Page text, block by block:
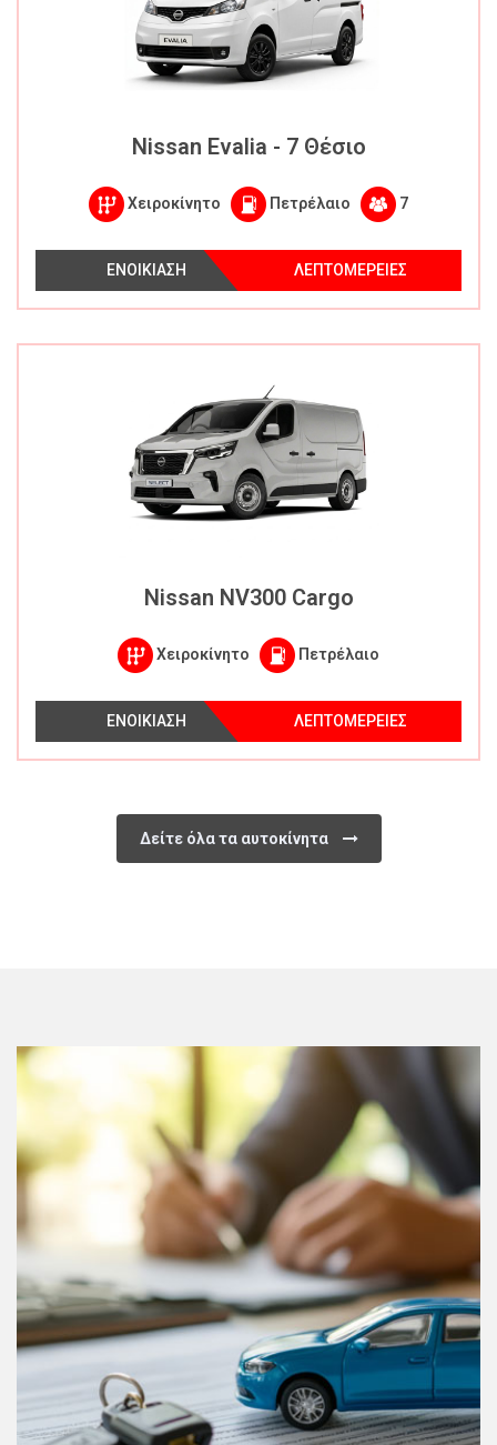
Nissan Evalia - 7 Θέσιο
Χειροκίνητο Πετρέλαιο 7
ΕΝΟΙΚΙΑΣΗ ΛΕΠΤΟΜΕΡΕΙΕΣ
Nissan NV300 Cargo
Χειροκίνητο Πετρέλαιο
ΕΝΟΙΚΙΑΣΗ ΛΕΠΤΟΜΕΡΕΙΕΣ
Δείτε όλα τα αυτοκίνητα